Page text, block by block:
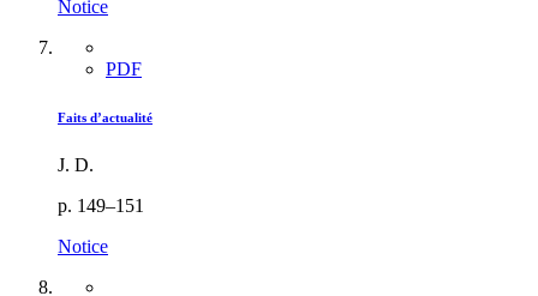
Notice
PDF
Faits d’actualité
J. D.
p. 149–151
Notice